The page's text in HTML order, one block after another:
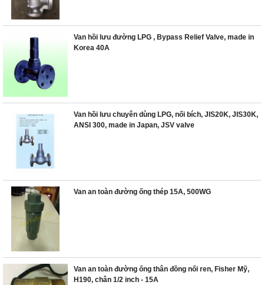
Van hồi lưu đường LPG , Bypass Relief Valve, made in
Korea 40A
Van hồi lưu chuyên dùng LPG, nối bích, JIS20K, JIS30K,
ANSI 300, made in Japan, JSV valve
Van an toàn đường ống thép 15A, 500WG
Van an toàn đường ống thân đồng nối ren, Fisher Mỹ,
H190, chân 1/2 inch - 15A